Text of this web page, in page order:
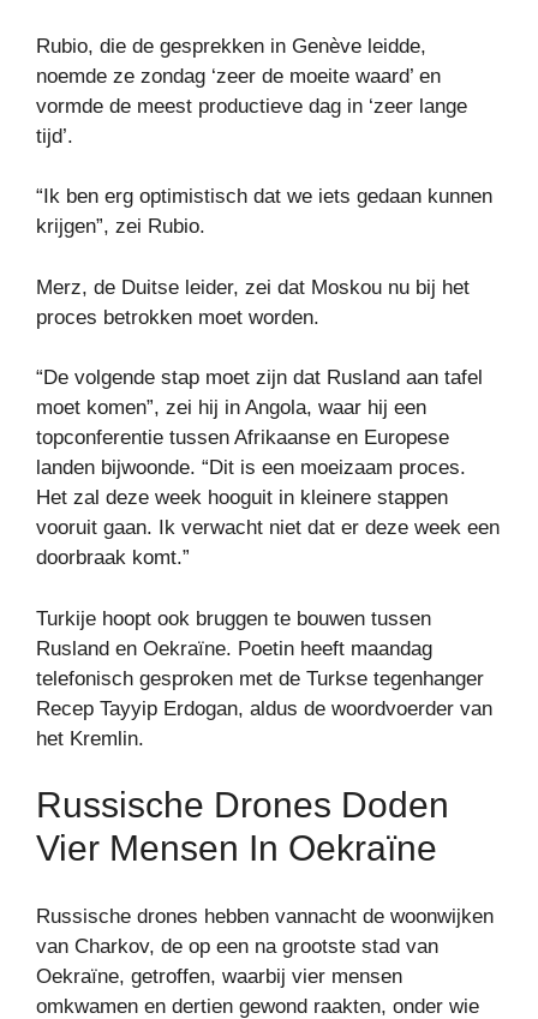
Rubio, die de gesprekken in Genève leidde,
noemde ze zondag ‘zeer de moeite waard’ en
vormde de meest productieve dag in ‘zeer lange
tijd’.
“Ik ben erg optimistisch dat we iets gedaan kunnen
krijgen”, zei Rubio.
Merz, de Duitse leider, zei dat Moskou nu bij het
proces betrokken moet worden.
“De volgende stap moet zijn dat Rusland aan tafel
moet komen”, zei hij in Angola, waar hij een
topconferentie tussen Afrikaanse en Europese
landen bijwoonde. “Dit is een moeizaam proces.
Het zal deze week hooguit in kleinere stappen
vooruit gaan. Ik verwacht niet dat er deze week een
doorbraak komt.”
Turkije hoopt ook bruggen te bouwen tussen
Rusland en Oekraïne. Poetin heeft maandag
telefonisch gesproken met de Turkse tegenhanger
Recep Tayyip Erdogan, aldus de woordvoerder van
het Kremlin.
Russische Drones Doden
Vier Mensen In Oekraïne
Russische drones hebben vannacht de woonwijken
van Charkov, de op een na grootste stad van
Oekraïne, getroffen, waarbij vier mensen
omkwamen en dertien gewond raakten, onder wie